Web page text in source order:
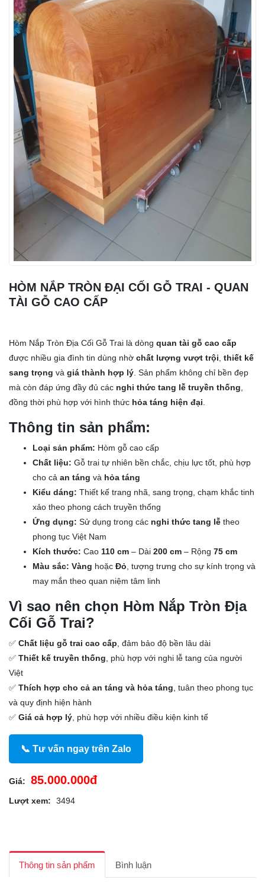
HÒM NẮP TRÒN ĐẠI CỐI GỖ TRAI - QUAN
TÀI GỖ CAO CẤP
Hòm Nắp Tròn Địa Cối Gỗ Trai là dòng quan tài gỗ cao cấp
được nhiều gia đình tin dùng nhờ chất lượng vượt trội, thiết kế
sang trọng và giá thành hợp lý. Sản phẩm không chỉ bền đẹp
mà còn đáp ứng đầy đủ các nghi thức tang lễ truyền thống,
đồng thời phù hợp với hình thức hỏa táng hiện đại.
Thông tin sản phẩm:
Loại sản phẩm: Hòm gỗ cao cấp
Chất liệu: Gỗ trai tự nhiên bền chắc, chịu lực tốt, phù hợp
cho cả an táng và hỏa táng
Kiểu dáng: Thiết kế trang nhã, sang trọng, chạm khắc tinh
xảo theo phong cách truyền thống
Ứng dụng: Sử dụng trong các nghi thức tang lễ theo
phong tục Việt Nam
Kích thước: Cao 110 cm – Dài 200 cm – Rộng 75 cm
Màu sắc: Vàng hoặc Đỏ, tượng trưng cho sự kính trọng và
may mắn theo quan niệm tâm linh
Vì sao nên chọn Hòm Nắp Tròn Địa
Cối Gỗ Trai?
✅ Chất liệu gỗ trai cao cấp, đảm bảo độ bền lâu dài
✅ Thiết kế truyền thống, phù hợp với nghi lễ tang của người
Việt
✅ Thích hợp cho cả an táng và hỏa táng, tuân theo phong tục
và quy định hiện hành
✅ Giá cả hợp lý, phù hợp với nhiều điều kiện kinh tế
📞 Tư vấn ngay trên Zalo
Giá: 85.000.000đ
Lượt xem: 3494
Thông tin sản phẩm Bình luận